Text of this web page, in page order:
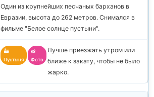
Один из крупнейших песчаных барханов в
Евразии, высота до 262 метров. Снимался в
фильме "Белое солнце пустыни".
🏜️
Пустыня
📸
Фото
Лучше приезжать утром или
ближе к закату, чтобы не было
жарко.